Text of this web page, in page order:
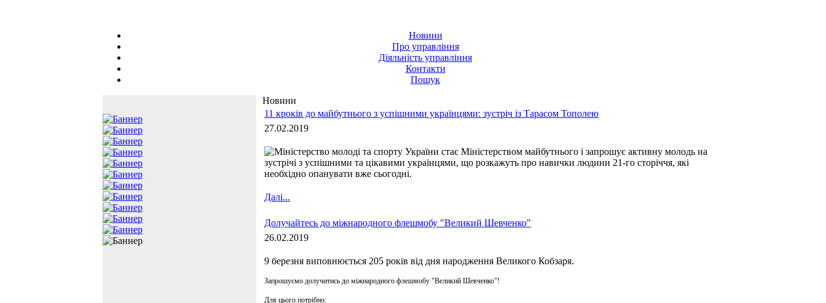
Новини
Про управління
Діяльність управління
Контакти
Пошук
Новини
11 кроків до майбутнього з успішними українцями: зустріч із Тарасом Тополею
27.02.2019
Міністерство молоді та спорту України стає Міністерством майбутнього і запрошує активну молодь на
зустрічі з успішними та цікавими українцями, що розкажуть про навички людини 21-го сторіччя, які
необхідно опанувати вже сьогодні.
Далі...
Долучайтесь до міжнародного флешмобу "Великий Шевченко"
26.02.2019
9 березня виповнюється 205 років від дня народження Великого Кобзаря.
Запрошуємо долучитись до міжнародного флешмобу "Великий Шевченко"!
Для цього потрібно: